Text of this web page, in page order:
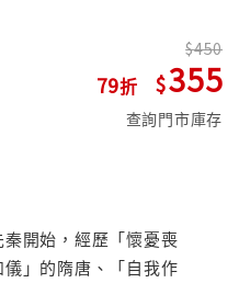
79
450
355
查詢門市庫存
開始，經歷「懷憂喪
」的隋唐、「自我作